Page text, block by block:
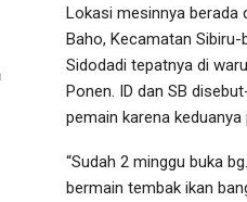
Lokasi mesinnya berada
Baho, Kecamatan Sibiru-
Sidodadi tepatnya di
Ponen. ID dan SB
pemain karena
“Sudah 2 minggu buka
bermain tembak ikan